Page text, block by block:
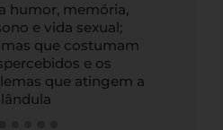
humor, memória,
e vida sexual;
que costumam
e os
que atingem a